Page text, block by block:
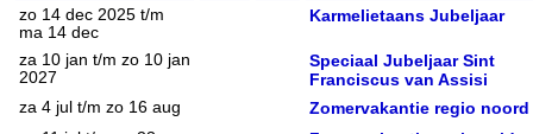
zo 14 dec 2025 t/m
ma 14 dec
Karmelietaans Jubeljaar
za 10 jan t/m zo 10 jan
2027
Speciaal Jubeljaar Sint
Franciscus van Assisi
za 4 jul t/m zo 16 aug Zomervakantie regio noord